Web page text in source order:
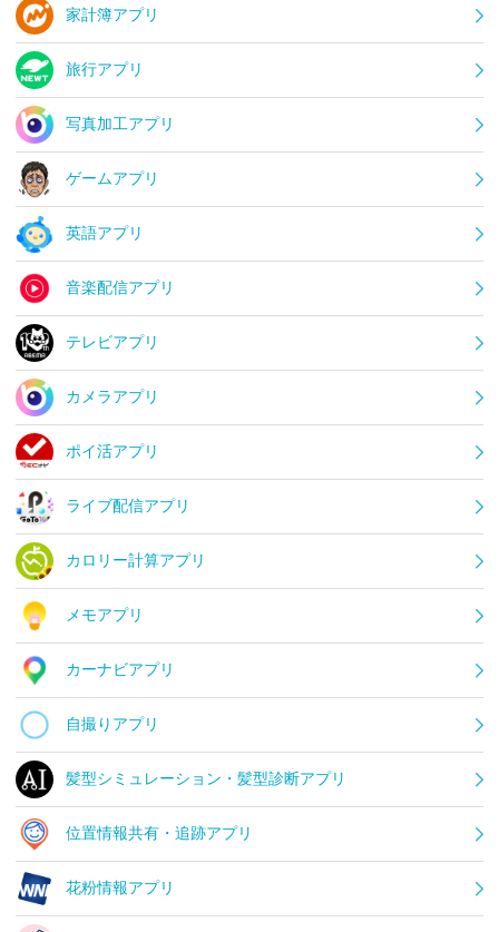
家計簿アプリ
旅行アプリ
写真加工アプリ
ゲームアプリ
英語アプリ
音楽配信アプリ
テレビアプリ
カメラアプリ
ポイ活アプリ
ライブ配信アプリ
カロリー計算アプリ
メモアプリ
カーナビアプリ
自撮りアプリ
髪型シミュレーション・髪型診断アプリ
位置情報共有・追跡アプリ
花粉情報アプリ